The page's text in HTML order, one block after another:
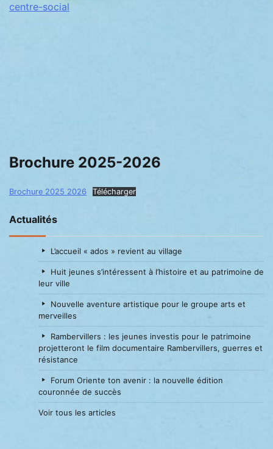
centre-social
Brochure 2025-2026
Brochure 2025 2026 Télécharger
Actualités
L’accueil « ados » revient au village
Huit jeunes s’intéressent à l’histoire et au patrimoine de
leur ville
Nouvelle aventure artistique pour le groupe arts et
merveilles
Rambervillers : les jeunes investis pour le patrimoine
projetteront le film documentaire Rambervillers, guerres et
résistance
Forum Oriente ton avenir : la nouvelle édition
couronnée de succès
Voir tous les articles